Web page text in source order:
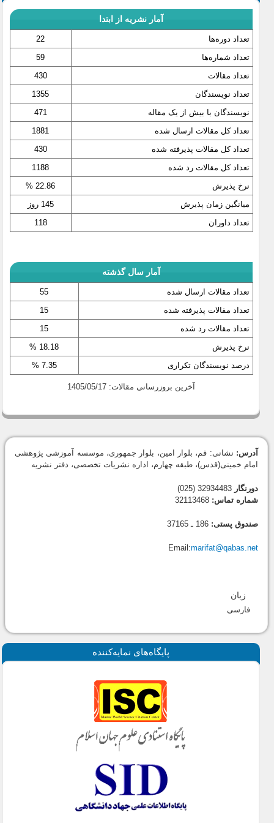
آمار نشریه از ابتدا
تعداد دوره‌ها
22
تعداد شماره‌ها
59
تعداد مقالات
430
تعداد نویسندگان
1355
نویسندگان با بیش از یک مقاله
471
تعداد کل مقالات ارسال شده
1881
تعداد کل مقالات پذیرفته شده
430
تعداد کل مقالات رد شده
1188
نرخ پذیرش
22.86 %
میانگین زمان پذیرش
145 روز
تعداد داوران
118
آمار سال گذشته
تعداد مقالات ارسال شده
55
تعداد مقالات پذیرفته شده
15
تعداد مقالات رد شده
15
نرخ پذیرش
18.18 %
درصد نویسندگان تکراری
7.35 %
آخرین بروزرسانی مقالات: 1405/05/17
آدرس: نشانی: قم، بلوار امین، بلوار جمهوری، موسسه آموزشی پژوهشی
امام خمینی(قدس)، طبقه چهارم، اداره نشریات تخصصی، دفتر نشریه
دورنگار 32934483 (025)
شماره تماس: 32113468
صندوق پستی:
Email:marifat@qabas.net
زبان
فارسی
پايگاه‌های نمايه‌كننده